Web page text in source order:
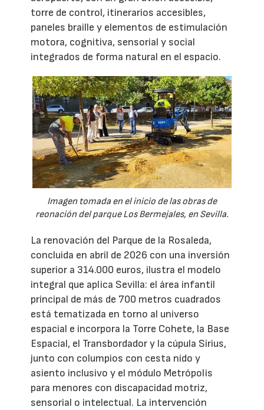
torre de control, itinerarios accesibles,
paneles braille y elementos de estimulación
motora, cognitiva, sensorial y social
integrados de forma natural en el espacio.
Imagen tomada en el inicio de las obras de
reonación del parque Los Bermejales, en Sevilla.
La renovación del Parque de la Rosaleda,
concluida en abril de 2026 con una inversión
superior a 314.000 euros, ilustra el modelo
integral que aplica Sevilla: el área infantil
principal de más de 700 metros cuadrados
está tematizada en torno al universo
espacial e incorpora la Torre Cohete, la Base
Espacial, el Transbordador y la cúpula Sirius,
junto con columpios con cesta nido y
asiento inclusivo y el módulo Metrópolis
para menores con discapacidad motriz,
sensorial o intelectual. La intervención